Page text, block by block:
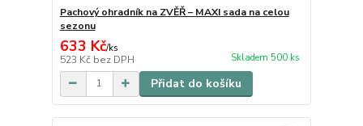
Pachový ohradník na ZVĚŘ – MAXI sada na celou
sezonu
633 Kč/ks
523 Kč bez DPH Skladem 500 ks
Přidat do košíku